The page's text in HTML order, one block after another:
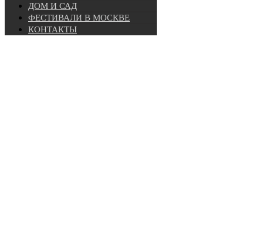
ДОМ И САД
ФЕСТИВАЛИ В МОСКВЕ
КОНТАКТЫ